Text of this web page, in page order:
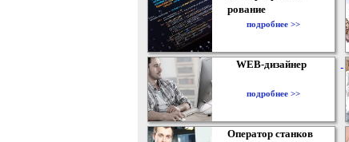
рование
подробнее >>
WEB-дизайнер
подробнее >>
Оператор станков